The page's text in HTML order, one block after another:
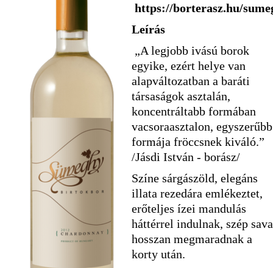
https://borterasz.hu/
Leírás
„A legjobb ivású borok
egyike, ezért helye van
alapváltozatban a baráti
társaságok asztalán,
koncentráltabb formában
vacsoraasztalon, egyszerűbb
formája fröccsnek kiváló.”
/Jásdi István - borász/
Színe sárgászöld, elegáns
illata rezedára emlékeztet,
erőteljes ízei mandulás
háttérrel indulnak, szép
hosszan megmaradnak a
korty után.